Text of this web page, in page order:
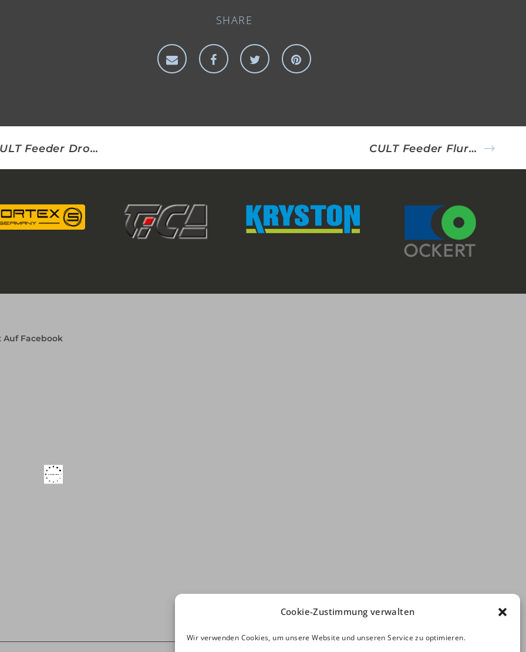
Cookie-Zustimmung verwalten
Wir verwenden Cookies, um unsere Website und unseren Service zu optimieren.
SHARE
CULT Feeder Droplink CULT Feeder Flurocarbon Hooklink
Auf Facebook